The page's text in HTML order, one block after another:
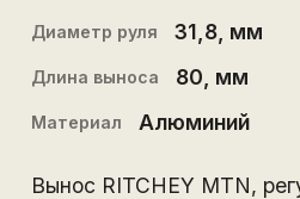
Диаметр руля 31,8, мм
Длина выноса 80 , мм
Материал Алюминий
Вынос RITCHEY MTN,